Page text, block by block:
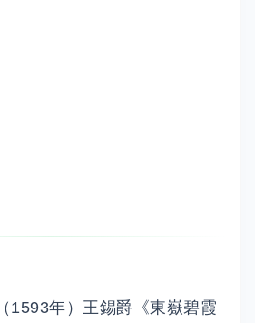
1593年）王錫爵《東嶽碧霞